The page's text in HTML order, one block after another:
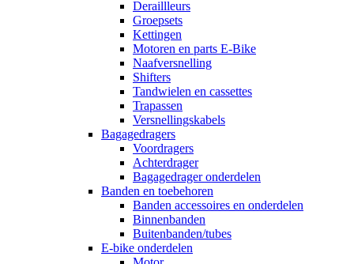
Deraillleurs
Groepsets
Kettingen
Motoren en parts E-Bike
Naafversnelling
Shifters
Tandwielen en cassettes
Trapassen
Versnellingskabels
Bagagedragers
Voordragers
Achterdrager
Bagagedrager onderdelen
Banden en toebehoren
Banden accessoires en onderdelen
Binnenbanden
Buitenbanden/tubes
E-bike onderdelen